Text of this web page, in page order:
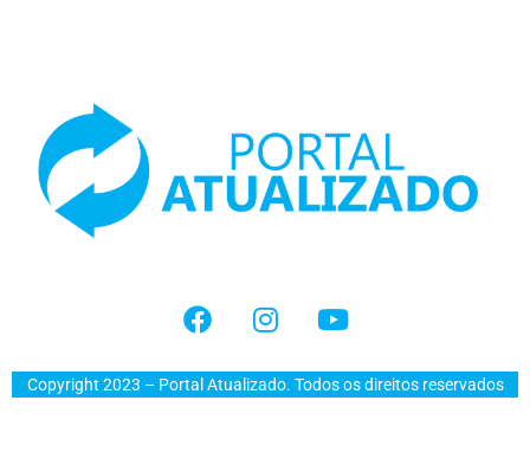
Copyright 2023 – Portal Atualizado. Todos os direitos reservados